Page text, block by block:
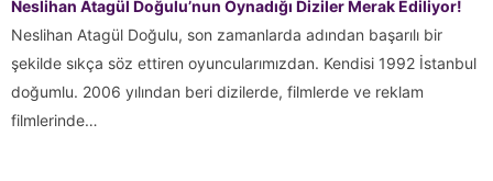
Neslihan Atagül Doğulu’nun Oynadığı Diziler Merak Ediliyor!
Neslihan Atagül Doğulu, son zamanlarda adından başarılı bir
şekilde sıkça söz ettiren oyuncularımızdan. Kendisi 1992 İstanbul
doğumlu. 2006 yılından beri dizilerde, filmlerde ve reklam
filmlerinde…